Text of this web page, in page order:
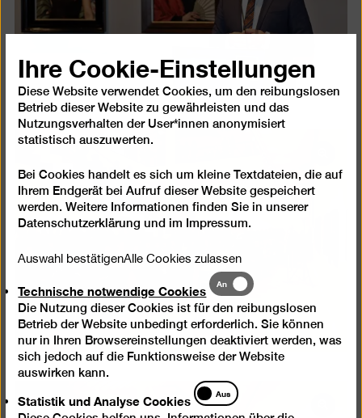
in
Ihre Cookie-Einstellungen
Diese Website verwendet Cookies, um den reibungslosen
Betrieb dieser Website zu gewährleisten und das
Nutzungsverhalten der User*innen anonymisiert
statistisch auszuwerten.
Bei Cookies handelt es sich um kleine Textdateien, die auf
Ihrem Endgerät bei Aufruf dieser Website gespeichert
werden. Weitere Informationen finden Sie in unserer
Datenschutzerklärung und im Impressum.
Auswahl bestätigenAlle Cookies zulassen
Technische notwendige Cookies
Technische
notwendige
Cookies
An
Die Nutzung dieser Cookies ist für den reibungslosen
Betrieb der Website unbedingt erforderlich. Sie können
nur in Ihren Browsereinstellungen deaktiviert werden, was
sich jedoch auf die Funktionsweise der Website
auswirken kann.
Statistik und Analyse Cookies
Statistik
und
Aus